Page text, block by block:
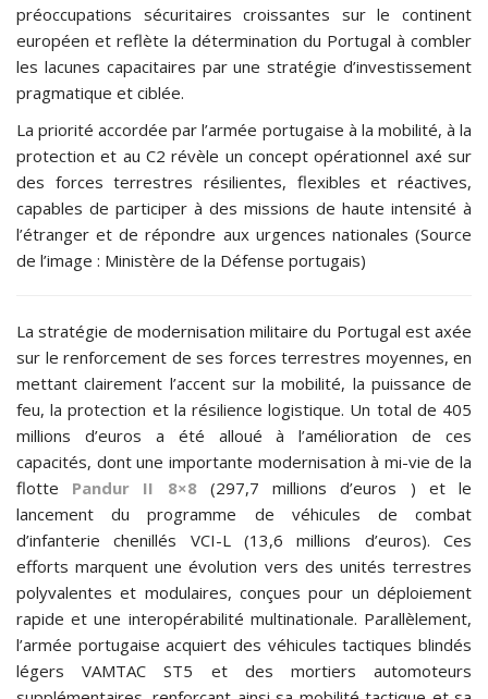
préoccupations sécuritaires croissantes sur le continent
européen et reflète la détermination du Portugal à combler
les lacunes capacitaires par une stratégie d’investissement
pragmatique et ciblée.
La priorité accordée par l’armée portugaise à la mobilité, à la
protection et au C2 révèle un concept opérationnel axé sur
des forces terrestres résilientes, flexibles et réactives,
capables de participer à des missions de haute intensité à
l’étranger et de répondre aux urgences nationales (Source
de l’image : Ministère de la Défense portugais)
La stratégie de modernisation militaire du Portugal est axée
sur le renforcement de ses forces terrestres moyennes, en
mettant clairement l’accent sur la mobilité, la puissance de
feu, la protection et la résilience logistique. Un total de 405
millions d’euros a été alloué à l’amélioration de ces
capacités, dont une importante modernisation à mi-vie de la
flotte Pandur II 8×8(297,7 millions d’euros ) et le
lancement du programme de véhicules de combat
d’infanterie chenillés VCI-L (13,6 millions d’euros). Ces
efforts marquent une évolution vers des unités terrestres
polyvalentes et modulaires, conçues pour un déploiement
rapide et une interopérabilité multinationale. Parallèlement,
l’armée portugaise acquiert des véhicules tactiques blindés
légers VAMTAC ST5 et des mortiers automoteurs